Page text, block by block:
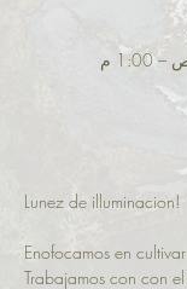
Lunez de illuminacion!
Enofocamos en
Trabajamos con con